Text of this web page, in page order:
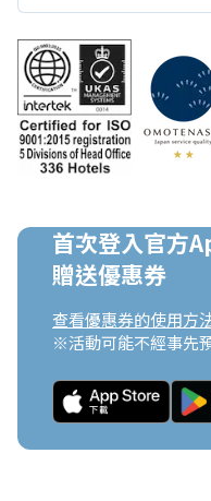
首次登入官方
贈送優惠券
查看優惠券的使用方
※活動可能不經事先